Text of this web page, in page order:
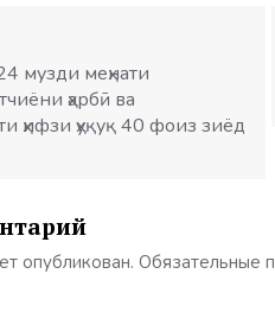
музди меҳнати
ҳарбӣ ва
ҳифзи ҳуқуқ 40 фоиз зиёд
опубликован. Обязательные